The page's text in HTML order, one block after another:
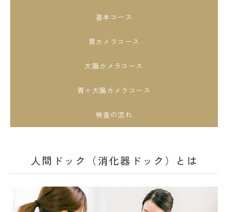
基本コース
胃カメラコース
大腸カメラコース
胃＋大腸カメラコース
検査の流れ
人間ドック（消化器ドック）とは